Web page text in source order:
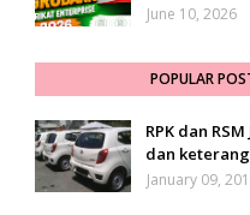
June 10, 2026
POPULAR
RPK dan
dan
January 09,